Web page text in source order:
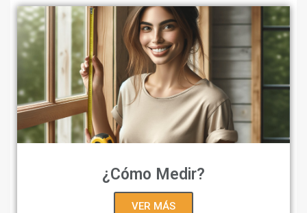
¿Cómo Medir?
VER MÁS